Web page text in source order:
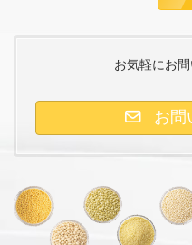
お気軽にお
お問